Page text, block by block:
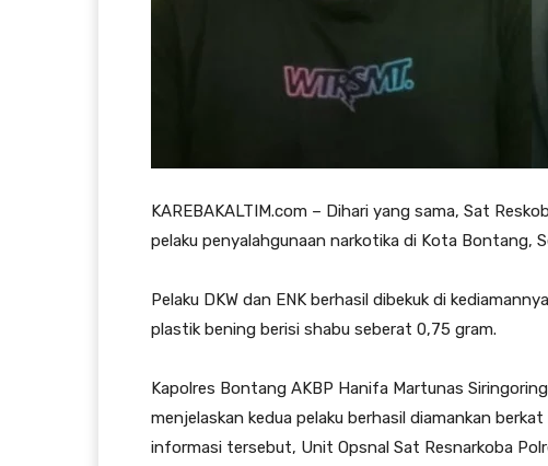
KAREBAKALTIM.com – Dihari yang sama, Sat
pelaku penyalahgunaan narkotika di Kota Bontang,
Pelaku DKW dan ENK berhasil dibekuk di
plastik bening berisi shabu seberat 0,75 gram.
Kapolres Bontang AKBP Hanifa Martunas
menjelaskan kedua pelaku berhasil diamankan
informasi tersebut, Unit Opsnal Sat Resnarkoba